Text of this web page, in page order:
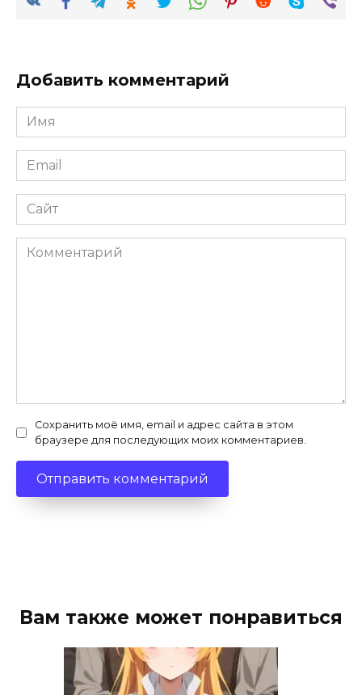
Добавить комментарий
Имя
*
Email
*
Сайт
Комментарий
Сохранить моё имя, email и адрес сайта в этом
браузере для последующих моих комментариев.
Вам также может понравиться